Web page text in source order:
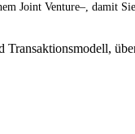
Joint Venture–, damit